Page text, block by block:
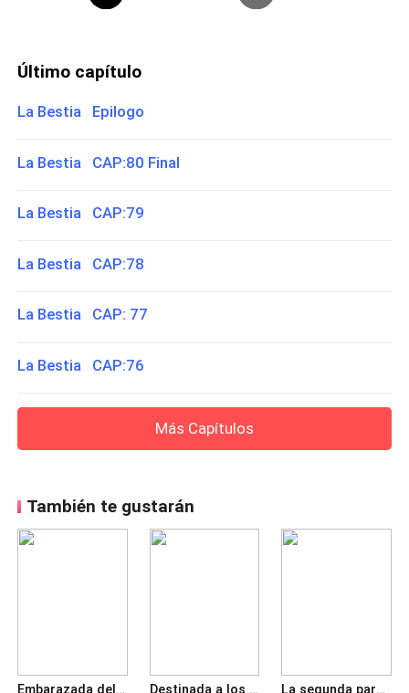
Último capítulo
La Bestia Epilogo
La Bestia CAP:80 Final
La Bestia CAP:79
La Bestia CAP:78
La Bestia CAP: 77
La Bestia CAP:76
Más Capítulos
También te gustarán
Embarazada del alfa Destinada a los gemelos alfas La segunda pareja del Rey Lobo